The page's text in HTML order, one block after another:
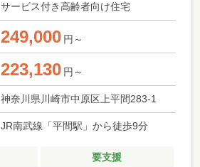
サービス付き高齢者向け住宅
249,000 円～
223,130 円～
神奈川県川崎市中原区上平間283-1
JR南武線「平間駅」から徒歩9分
要支援